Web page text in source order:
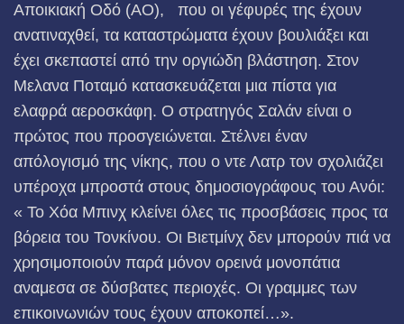
Αποικιακή Οδό (ΑΟ), που οι γέφυρές της έχουν
ανατιναχθεί, τα καταστρώματα έχουν βου­λιάξει και
έχει σκεπαστεί από την οργιώδη βλάστηση. Στον
Μελανα Ποταμό κατασκευάζεται μια πίστα για
ελαφρά αεροσκάφη. Ο στρατηγός Σαλάν είναι ο
πρώτος που προσγειώνεται. Στέλνει έναν
απόλογισμό της νίκης, που ο ντε Λατρ τον σχολιάζει
υπέ­ροχα μπροστά στους δημοσιογράφους του Ανόι:
« Το Χόα Μπινχ κλείνει όλες τις προσβάσεις προς τα
βό­ρεια του Τονκίνου. Οι Βιετμίνχ δεν μπορούν πιά να
χρη­σιμοποιούν παρά μόνον ορεινά μονοπάτια
αναμεσα σε δύσ­βατες περιοχές. Οι γραμμες των
επικοινωνιών τους έχουν αποκοπεί…».